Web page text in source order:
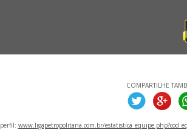
COMPARTILHE
www.ligapetropolitana.com.br/